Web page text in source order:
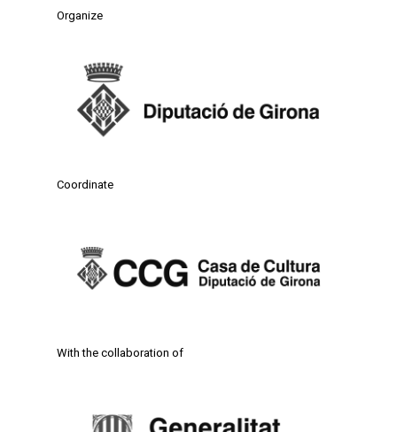
Organize
Coordinate
With the collaboration of